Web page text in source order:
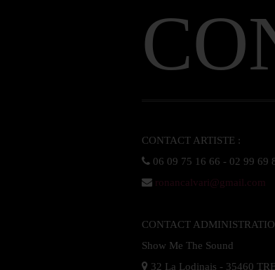
ronancalvari@gmail.com
CONTACT